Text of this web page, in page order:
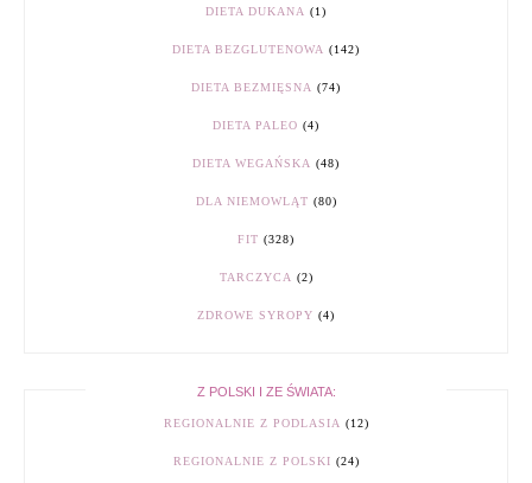
DIETA DUKANA (1)
DIETA BEZGLUTENOWA (142)
DIETA BEZMIĘSNA (74)
DIETA PALEO (4)
DIETA WEGAŃSKA (48)
DLA NIEMOWLĄT (80)
FIT (328)
TARCZYCA (2)
ZDROWE SYROPY (4)
Z POLSKI I ZE ŚWIATA:
REGIONALNIE Z PODLASIA (12)
REGIONALNIE Z POLSKI (24)